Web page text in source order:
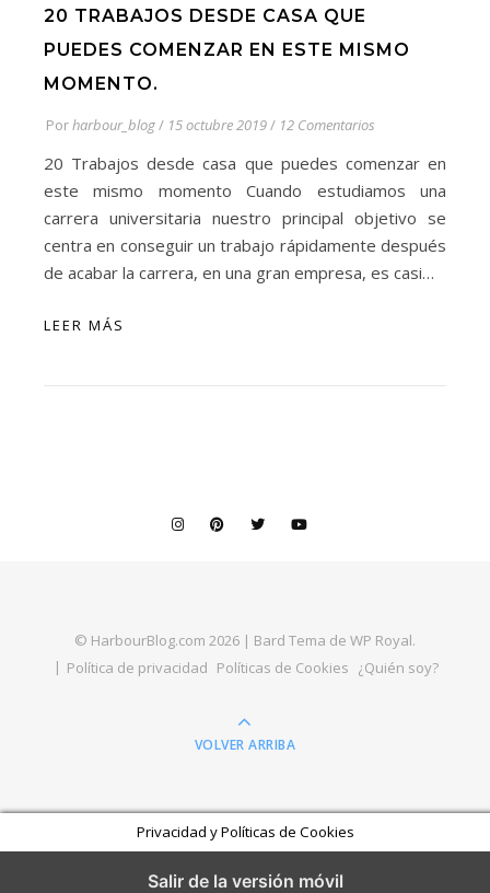
20 TRABAJOS DESDE CASA QUE
PUEDES COMENZAR EN ESTE MISMO
MOMENTO.
Porharbour_blog/ 15 octubre 2019/ 12 Comentarios
20 Trabajos desde casa que puedes comenzar en
este mismo momento Cuando estudiamos una
carrera universitaria nuestro principal objetivo se
centra en conseguir un trabajo rápidamente después
de acabar la carrera, en una gran empresa, es casi…
LEER MÁS
© HarbourBlog.com 2026 | Bard Tema de WP Royal.
Política de privacidad Políticas de Cookies ¿Quién soy?
VOLVER ARRIBA
Privacidad y Políticas de Cookies
Salir de la versión móvil